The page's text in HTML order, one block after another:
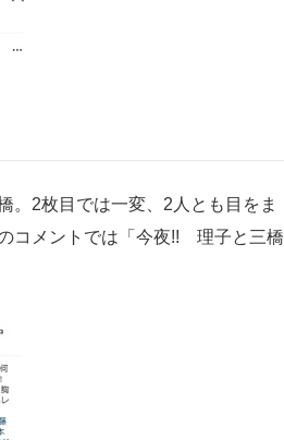
2枚目では一変、2人とも目をま
コメントでは「今夜!! 理子と三橋